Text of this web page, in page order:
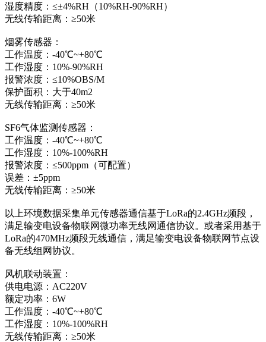
湿度精度：≤±4%RH（10%RH-90%RH）
无线传输距离：≥50米
烟雾传感器：
工作温度：-40℃~+80℃
工作湿度：10%-90%RH
报警浓度：≤10%OBS/M
保护面积：大于40m2
无线传输距离：≥50米
SF6气体监测传感器：
工作温度：-40℃~+80℃
工作湿度：10%-100%RH
报警浓度：≤500ppm（可配置）
误差：±5ppm
无线传输距离：≥50米
以上环境数据采集单元传感器通信基于LoRa的2.4GHz频段，
满足输变电设备物联网微功率无线网通信协议。或者采用基于
LoRa的470MHz频段无线通信，满足输变电设备物联网节点设
备无线组网协议。
风机联动装置：
供电电源：AC220V
额定功率：6W
工作温度：-40℃~+80℃
工作湿度：10%-100%RH
无线传输距离：≥50米